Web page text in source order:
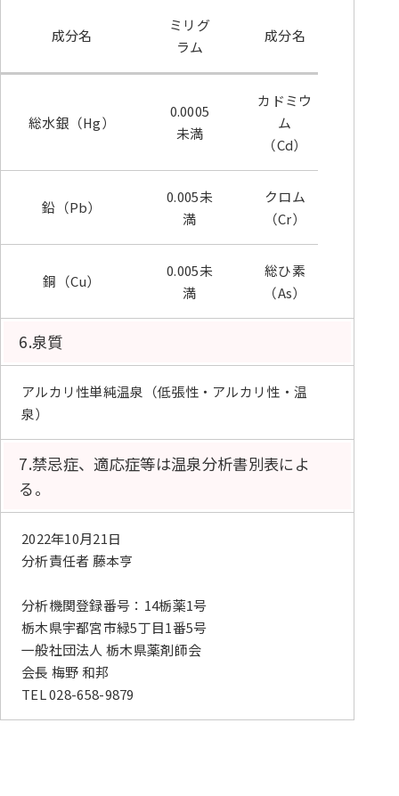
成分名
ミリグ
ラム
成分名
総水銀（Hg）
0.0005
未満
カドミウ
ム
（Cd）
鉛（Pb）
0.005未
満
クロム
（Cr）
銅（Cu）
0.005未
満
総ひ素
（As）
6.泉質
アルカリ性単純温泉（低張性・アルカリ性・温
泉）
7.禁忌症、適応症等は温泉分析書別表によ
る。
2022年10月21日
分析責任者 藤本亨
分析機関登録番号：14栃薬1号
栃木県宇都宮市緑5丁目1番5号
一般社団法人 栃木県薬剤師会
会長 梅野 和邦
TEL 028-658-9879